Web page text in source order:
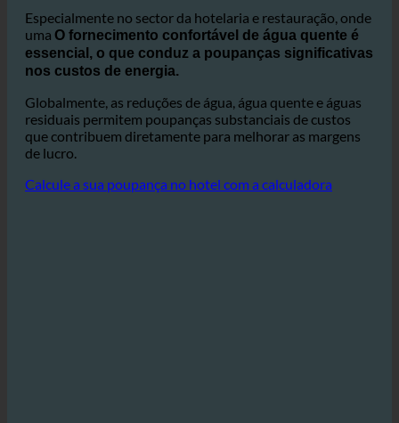
aquecer.
Especialmente no sector da hotelaria e restauração, onde
uma O fornecimento confortável de água quente é
nos custos de energia.
Globalmente, as reduções de água, água quente e águas
residuais permitem poupanças substanciais de custos
de lucro.